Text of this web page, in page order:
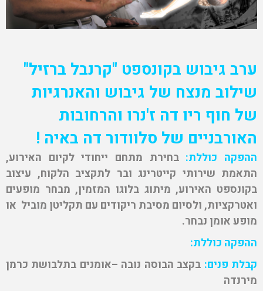
ערב גיבוש בקונספט "קרנבל ברזיל"
שילוב מנצח של גיבוש והאנרגיות
של חוף ריו דה ז'נרו והרחובות
האורבניים של סלוודור דה באיה !
ההפקה כוללת:בחירת מתחם ייחודי לקיום האירוע,
התאמת שירותי קייטרינג ובר לתקציב הלקוח, עיצוב
בקונספט האירוע, מיתוג בלוגו המזמין, מבחר מופעים
ואטרקציות, ולסיום מסיבת ריקודים עם תקליטן מוביל או
מופע אומן נבחר.
ההפקה כוללת:
קבלת פנים: בקצב הבוסה נובה –אומנים בתלבושת כרמן
מירנדה